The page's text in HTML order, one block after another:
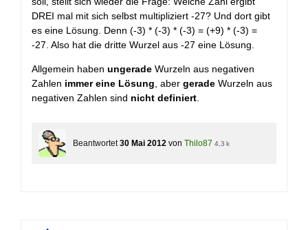
DREI mal mit sich selbst multipliziert -27? Und dort gibt
es eine Lösung. Denn (-3) * (-3) * (-3) = (+9) * (-3) =
-27. Also hat die dritte Wurzel aus -27 eine Lösung.
Allgemein haben ungerade Wurzeln aus negativen
Zahlen immer eine Lösung , aber gerade Wurzeln aus
negativen Zahlen sind nicht definiert
Beantwortet 30 Mai 2012 von Thilo87 4,3 k